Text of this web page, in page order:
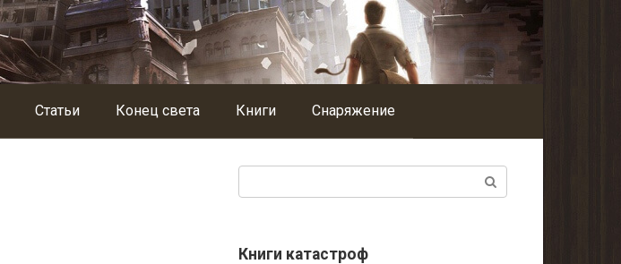
Статьи Конец света Книги Снаряжение
Книги катастроф